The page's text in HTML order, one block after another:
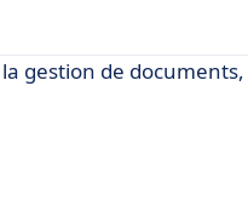
gestion de